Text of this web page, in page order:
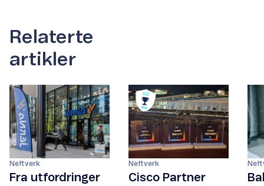
Relaterte
artikler
Nettverk
Fra utfordringer
Nettverk
Cisco Partner